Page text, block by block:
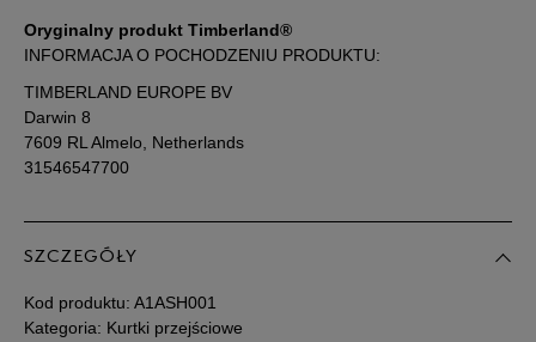
Oryginalny produkt Timberland®
INFORMACJA O POCHODZENIU PRODUKTU:
TIMBERLAND EUROPE BV
Darwin 8
7609 RL Almelo, Netherlands
31546547700
SZCZEGÓŁY
Kod produktu: A1ASH001
Kategoria: Kurtki przejściowe